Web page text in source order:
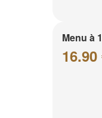
Menu à
16.90